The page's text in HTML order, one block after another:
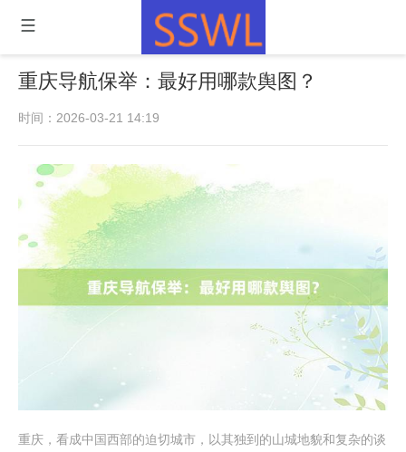
重庆导航保举：最好用哪款舆图？
时间：2026-03-21 14:19
重庆，看成中国西部的迫切城市，以其独到的山城地貌和复杂的谈